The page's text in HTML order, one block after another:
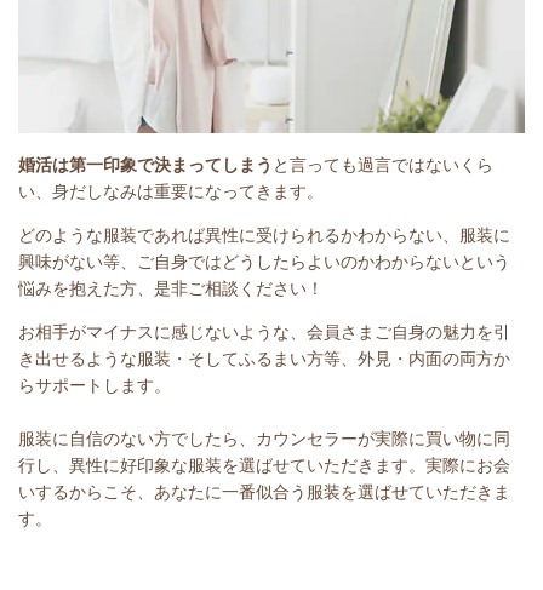
婚活は第一印象で決まってしまう と言っても過言ではないくら
い、身だしなみは重要になってきます。
どのような服装であれば異性に受けられるかわからない、服装に
興味がない等、ご自身ではどうしたらよいのかわからないという
悩みを抱えた方、是非ご相談ください！
お相手がマイナスに感じないような、会員さまご自身の魅力を引
き出せるような服装・そしてふるまい方等、外見・内面の両方か
らサポートします。
服装に自信のない方でしたら、カウンセラーが実際に買い物に同
行し、異性に好印象な服装を選ばせていただきます。実際にお会
いするからこそ、あなたに一番似合う服装を選ばせていただきま
す。